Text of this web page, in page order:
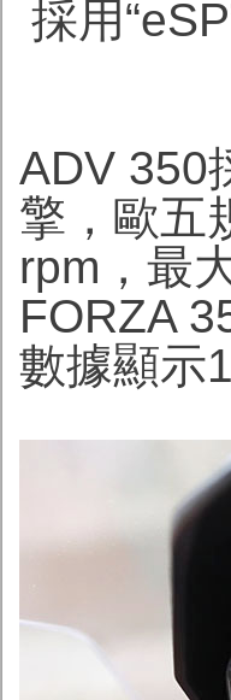
採用
ADV 350
擎，歐五
rpm，最
FORZA
數據顯示